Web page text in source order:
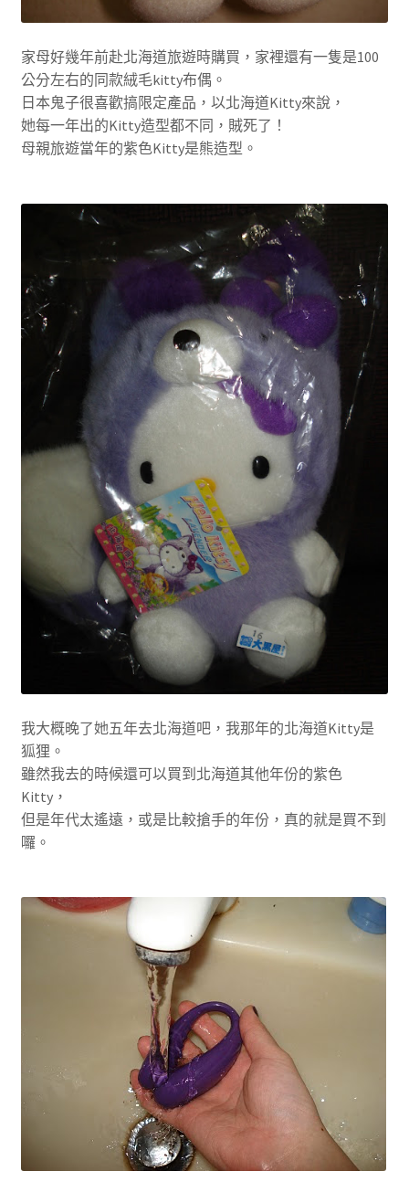
家母好幾年前赴北海道旅遊時購買，家裡還有一隻是100
公分左右的同款絨毛kitty布偶。
日本鬼子很喜歡搞限定產品，以北海道Kitty來說，
她每一年出的Kitty造型都不同，賊死了！
母親旅遊當年的紫色Kitty是熊造型。
我大概晚了她五年去北海道吧，我那年的北海道Kitty是
狐狸。
雖然我去的時候還可以買到北海道其他年份的紫色
Kitty，
但是年代太遙遠，或是比較搶手的年份，真的就是買不到
囉。